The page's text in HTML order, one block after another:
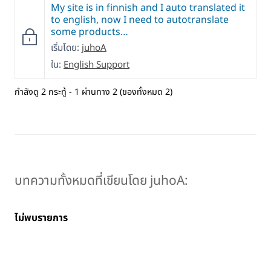
My site is in finnish and I auto translated it
to english, now I need to autotranslate
some products…
เริ่มโดย: juhoA
ใน: English Support
กำลังดู 2 กระทู้ - 1 ผ่านทาง 2 (ของทั้งหมด 2)
บทความทั้งหมดที่เขียนโดย juhoA:
ไม่พบรายการ